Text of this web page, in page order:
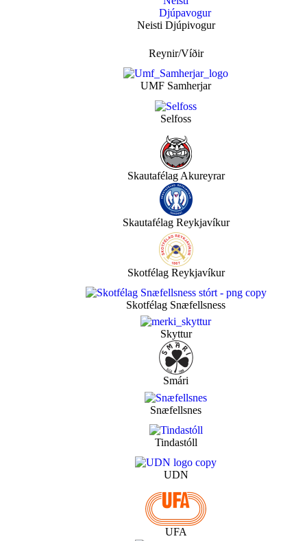
Neisti Djúpivogur
Reynir/Víðir
UMF Samherjar
Selfoss
Skautafélag Akureyrar
Skautafélag Reykjavíkur
Skotfélag Reykjavíkur
Skotfélag Snæfellsness
Skyttur
Smári
Snæfellsnes
Tindastóll
UDN
UFA